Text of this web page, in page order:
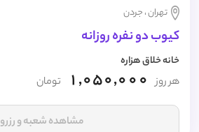
تهران ، جردن
کیوب دو نفره روزانه
خانه خلاق هزاره
هر روز 1,050,000 تومان
مشاهده شعبه و رزرو